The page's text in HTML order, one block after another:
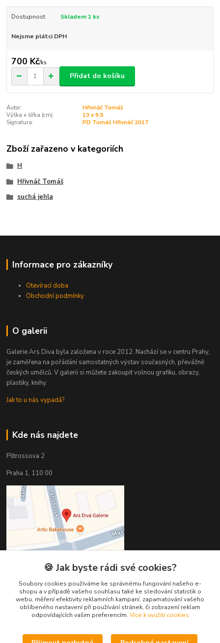
Dostupnost Skladem 1 ks
Nejsme plátci DPH
700 Kč/ks
Přidat do košíku
Autor:
Hřivnáč Tomáš
Výška x šířka (cm):
13 x 9,5
Signatura:
PD Tomáš Hřivnáč 2017
Zboží zařazeno v kategoriích
H
Hřivnáč Tomáš
suchá jehla
Informace pro zákazníky
Otevírací doba
Obchodní podmínky
O galerii
Galerie Ars Diva byla založena v roce 2012. Nachází se v centru Prahy,
je zaměřena na pořádání samostatných výstav současných, převážně
českých umělců. V galerii si můžete zakoupit volnou grafiku, obrazy,
plastiky, knihy.
Jak to u nás vypadá?
Kde nás najdete
Pštrossova 2
Praha 1, 110 00
Kontakty
+420 603 821 712
🍪 Jak byste rádi své cookies?
Soubory cookies používáme ke správnému fungování našeho e-
shopu a v případě vašeho souhlasu také ke sledování statistik o
webu, měření efektivity reklamních kampaní, zapamatování vašeho
oblíbeného nastavení při používání stránek, či zobrazení reklam
odpovídajících vašim preferencím. Více k využití cookies